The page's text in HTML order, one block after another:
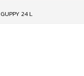
GUPPY 24 L